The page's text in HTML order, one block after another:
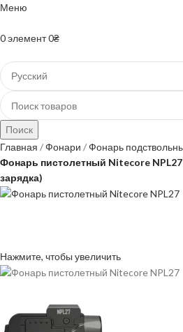
Меню
0элемент0₴
Поиск
Главная
Фонари
Фонарь
Фонарь пистолетный Nitecore
зарядка)
Нажмите, чтобы увеличить